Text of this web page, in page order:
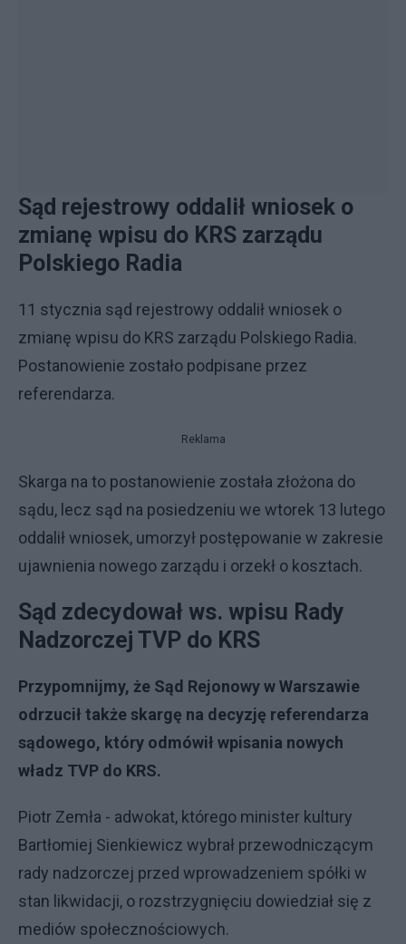
Sąd rejestrowy oddalił wniosek o
zmianę wpisu do KRS zarządu
Polskiego Radia
11 stycznia sąd rejestrowy oddalił wniosek o
zmianę wpisu do KRS zarządu Polskiego Radia.
Postanowienie zostało podpisane przez
referendarza.
Reklama
Skarga na to postanowienie została złożona do
sądu, lecz sąd na posiedzeniu we wtorek 13 lutego
oddalił wniosek, umorzył postępowanie w zakresie
ujawnienia nowego zarządu i orzekł o kosztach.
Sąd zdecydował ws. wpisu Rady
Nadzorczej TVP do KRS
Przypomnijmy, że Sąd Rejonowy w Warszawie
odrzucił także skargę na decyzję referendarza
sądowego, który odmówił wpisania nowych
władz TVP do KRS.
Piotr Zemła - adwokat, którego minister kultury
Bartłomiej Sienkiewicz wybrał przewodniczącym
rady nadzorczej przed wprowadzeniem spółki w
stan likwidacji, o rozstrzygnięciu dowiedział się z
mediów społecznościowych.